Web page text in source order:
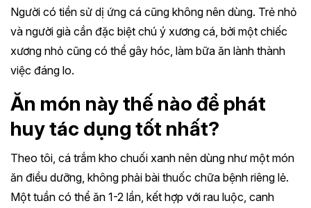
Người có tiền sử dị ứng cá cũng không nên dùng. Trẻ nhỏ
và người già cần đặc biệt chú ý xương cá, bởi một chiếc
xương nhỏ cũng có thể gây hóc, làm bữa ăn lành thành
việc đáng lo.
Ăn món này thế nào để phát
huy tác dụng tốt nhất?
Theo tôi, cá trắm kho chuối xanh nên dùng như một món
ăn điều dưỡng, không phải bài thuốc chữa bệnh riêng lẻ.
Một tuần có thể ăn 1-2 lần, kết hợp với rau luộc, canh